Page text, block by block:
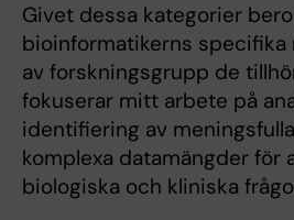
Givet dessa kategorier
bioinformatikerns specifika
av forskningsgrupp de
fokuserar mitt arbete på
identifiering av
komplexa datamängder för
biologiska och kliniska